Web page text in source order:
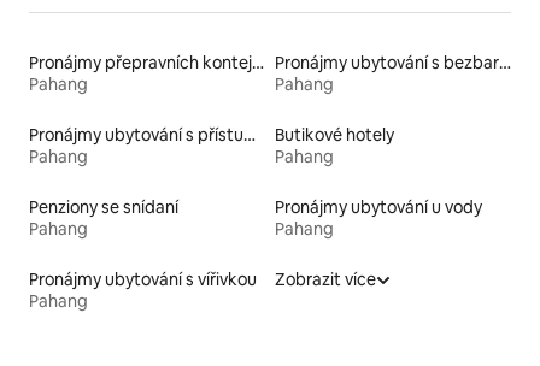
Pronájmy přepravních kontejnerů
Pahang
Pronájmy ubytování s bezbariérovou postelí
Pahang
Pronájmy ubytování s přístupem k jezeru
Pahang
Butikové hotely
Pahang
Penziony se snídaní
Pahang
Pronájmy ubytování u vody
Pahang
Pronájmy ubytování s vířivkou
Pahang
Zobrazit více